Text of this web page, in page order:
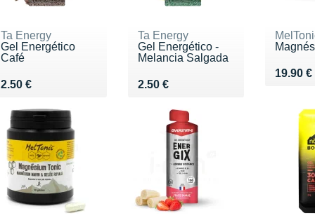
Ta Energy
Gel Energético
Café
2.50 €
Vendu 2.50 €
Ta Energy
Gel Energético -
Melancia Salgada
2.50 €
Vendu 2.50 €
19.90 €
Vendu